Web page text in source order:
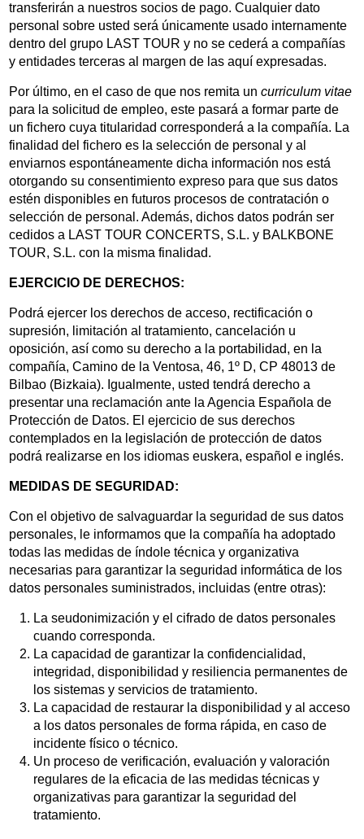
transferirán a nuestros socios de pago. Cualquier dato
personal sobre usted será únicamente usado internamente
dentro del grupo LAST TOUR y no se cederá a compañías
y entidades terceras al margen de las aquí expresadas.
Por último, en el caso de que nos remita uncurriculum vitae
para la solicitud de empleo, este pasará a formar parte de
un fichero cuya titularidad corresponderá a la compañía. La
finalidad del fichero es la selección de personal y al
enviarnos espontáneamente dicha información nos está
otorgando su consentimiento expreso para que sus datos
estén disponibles en futuros procesos de contratación o
selección de personal. Además, dichos datos podrán ser
cedidos a LAST TOUR CONCERTS, S.L. y BALKBONE
TOUR, S.L. con la misma finalidad.
EJERCICIO DE DERECHOS:
Podrá ejercer los derechos de acceso, rectificación o
supresión, limitación al tratamiento, cancelación u
oposición, así como su derecho a la portabilidad, en la
compañía, Camino de la Ventosa, 46, 1º D, CP 48013 de
Bilbao (Bizkaia). Igualmente, usted tendrá derecho a
presentar una reclamación ante la Agencia Española de
Protección de Datos. El ejercicio de sus derechos
contemplados en la legislación de protección de datos
podrá realizarse en los idiomas euskera, español e inglés.
MEDIDAS DE SEGURIDAD:
Con el objetivo de salvaguardar la seguridad de sus datos
personales, le informamos que la compañía ha adoptado
todas las medidas de índole técnica y organizativa
necesarias para garantizar la seguridad informática de los
datos personales suministrados, incluidas (entre otras):
La seudonimización y el cifrado de datos personales
cuando corresponda.
La capacidad de garantizar la confidencialidad,
integridad, disponibilidad y resiliencia permanentes de
los sistemas y servicios de tratamiento.
La capacidad de restaurar la disponibilidad y al acceso
a los datos personales de forma rápida, en caso de
incidente físico o técnico.
Un proceso de verificación, evaluación y valoración
regulares de la eficacia de las medidas técnicas y
organizativas para garantizar la seguridad del
tratamiento.